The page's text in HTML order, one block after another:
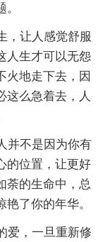
，让人感觉舒服
人生才可以无怨
火地走下去，因
这么急着去，人
并不是因为你有
的位置，让更好
荼的生命中，总
了你的年华。
爱，一旦重新修